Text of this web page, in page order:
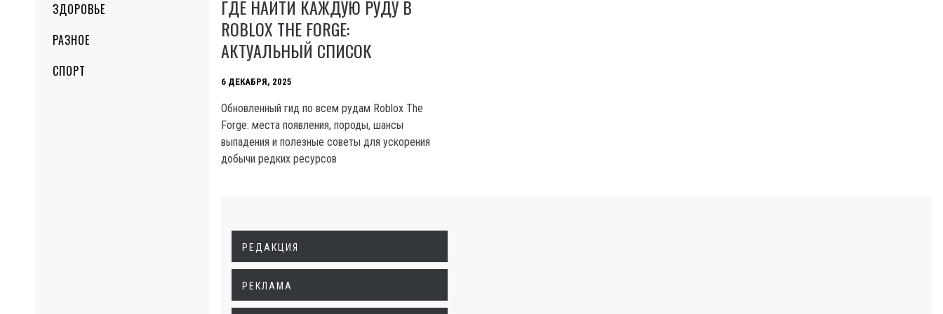
ЗДОРОВЬЕ
РАЗНОЕ
СПОРТ
ГДЕ НАЙТИ КАЖДУЮ РУДУ В
ROBLOX THE FORGE:
АКТУАЛЬНЫЙ СПИСОК
6 ДЕКАБРЯ, 2025
Обновленный гид по всем рудам Roblox The
Forge: места появления, породы, шансы
выпадения и полезные советы для ускорения
добычи редких ресурсов
РЕДАКЦИЯ
РЕКЛАМА